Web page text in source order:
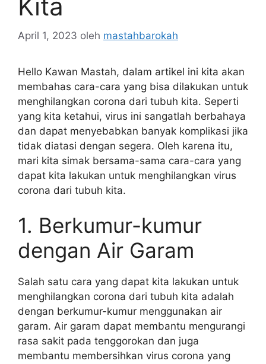
Kita
April 1, 2023 oleh mastahbarokah
Hello Kawan Mastah, dalam artikel ini kita akan
membahas cara-cara yang bisa dilakukan untuk
menghilangkan corona dari tubuh kita. Seperti
yang kita ketahui, virus ini sangatlah berbahaya
dan dapat menyebabkan banyak komplikasi jika
tidak diatasi dengan segera. Oleh karena itu,
mari kita simak bersama-sama cara-cara yang
dapat kita lakukan untuk menghilangkan virus
corona dari tubuh kita.
1. Berkumur-kumur
dengan Air Garam
Salah satu cara yang dapat kita lakukan untuk
menghilangkan corona dari tubuh kita adalah
dengan berkumur-kumur menggunakan air
garam. Air garam dapat membantu mengurangi
rasa sakit pada tenggorokan dan juga
membantu membersihkan virus corona yang